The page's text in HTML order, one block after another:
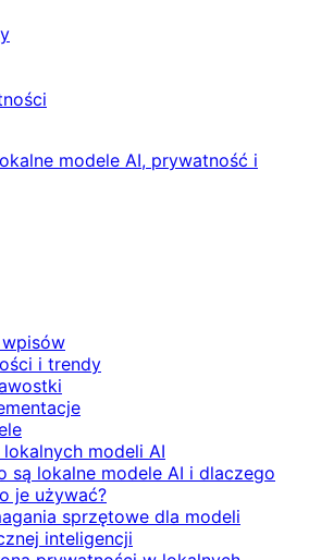
modele AI, prywatność i
i trendy
modeli AI
są lokalne modele AI i dlaczego
je używać?
sprzętowe dla modeli
inteligencji